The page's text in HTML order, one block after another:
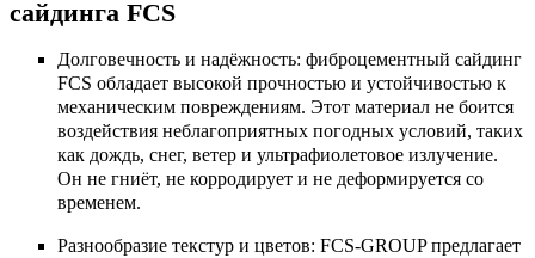
сайдинга FCS
Долговечность и надёжность: фиброцементный сайдинг
FCS обладает высокой прочностью и устойчивостью к
механическим повреждениям. Этот материал не боится
воздействия неблагоприятных погодных условий, таких
как дождь, снег, ветер и ультрафиолетовое излучение.
Он не гниёт, не корродирует и не деформируется со
временем.
Разнообразие текстур и цветов: FCS-GROUP предлагает